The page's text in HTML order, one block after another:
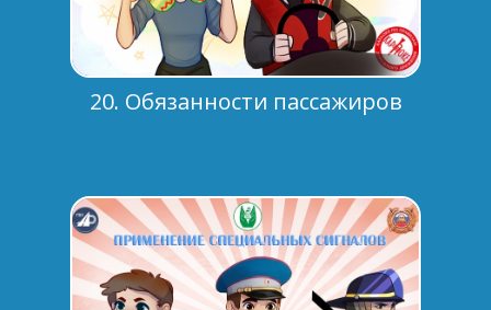
20. Обязанности пассажиров